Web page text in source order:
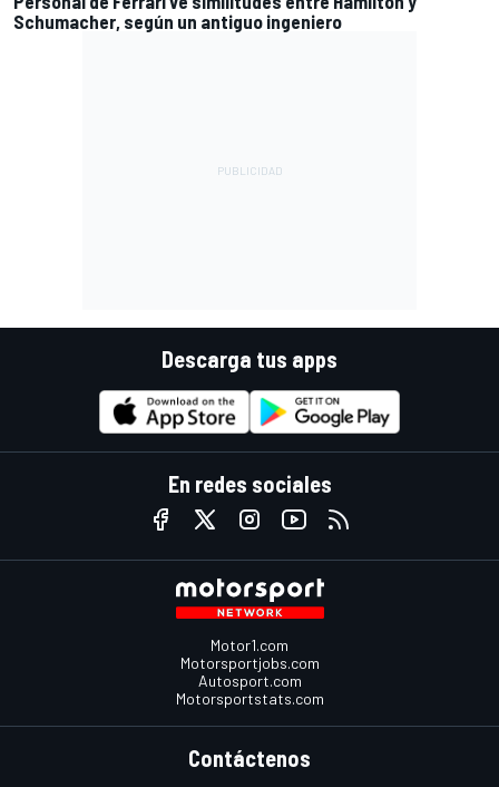
Schumacher, según un antiguo ingeniero
Descarga tus apps
En redes sociales
Motor1.com
Motorsportjobs.com
Autosport.com
Motorsportstats.com
Contáctenos